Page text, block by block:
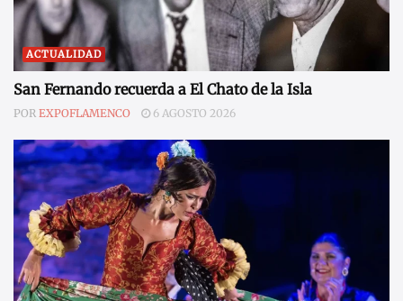
ACTUALIDAD
San Fernando recuerda a El Chato de la Isla
POR EXPOFLAMENCO 6 AGOSTO 2026